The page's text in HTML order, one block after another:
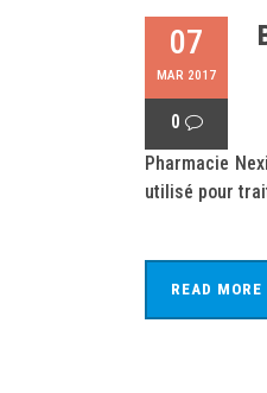
07
MAR 2017
0
Pharmacie
utilisé pour
READ MORE